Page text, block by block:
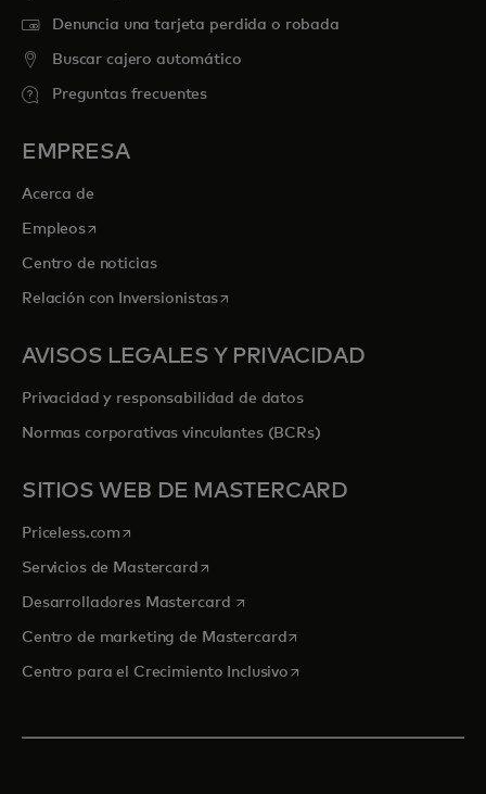
Denuncia una tarjeta perdida o robada
Buscar cajero automático
Preguntas frecuentes
EMPRESA
Acerca de
Empleosse abre en una pestaña nueva
Centro de noticias
Relación con Inversionistasse abre en una pestaña nueva
AVISOS LEGALES Y PRIVACIDAD
Privacidad y responsabilidad de datos
Normas corporativas vinculantes (BCRs)
SITIOS WEB DE MASTERCARD
Priceless.com se abre en una pestaña nueva
Servicios de Mastercardse abre en una pestaña nueva
Desarrolladores Mastercard se abre en una pestaña nueva
Centro de marketing de Mastercardse abre en una pestaña
Centro para el Crecimiento Inclusivose abre en una pestaña